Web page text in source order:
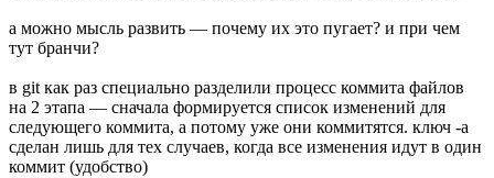
а можно мысль развить — почему их это пугает? и при чем
тут бранчи?
в git как раз специально разделили процесс коммита файлов
на 2 этапа — сначала формируется список изменений для
следующего коммита, а потому уже они коммитятся. ключ -a
сделан лишь для тех случаев, когда все изменения идут в один
коммит (удобство)